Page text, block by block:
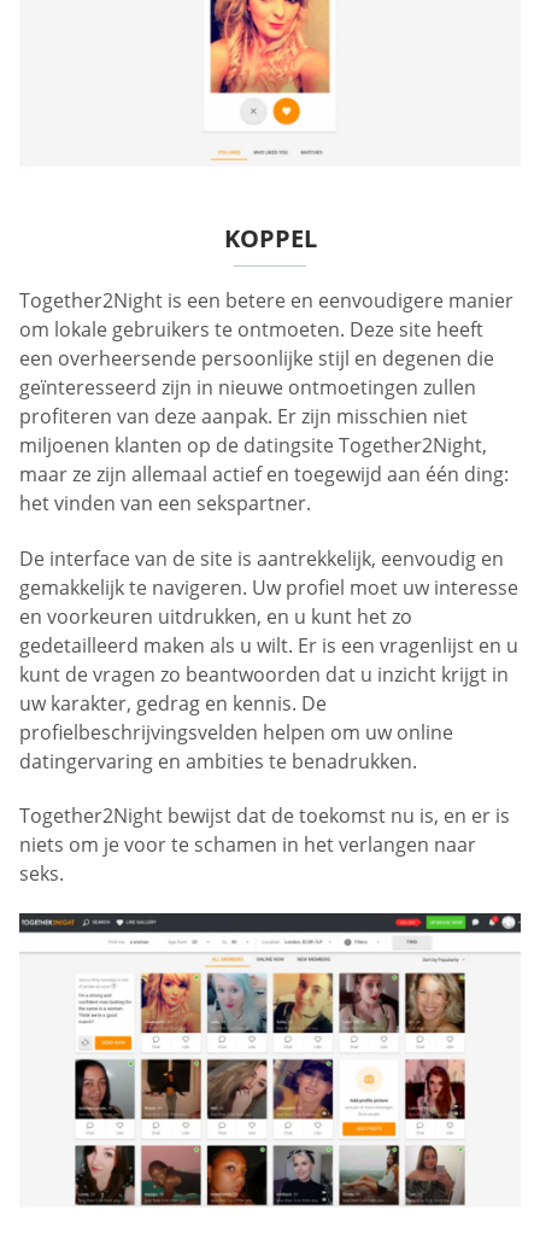
KOPPEL
Together2Night is een betere en eenvoudigere manier
om lokale gebruikers te ontmoeten. Deze site heeft
een overheersende persoonlijke stijl en degenen die
geïnteresseerd zijn in nieuwe ontmoetingen zullen
profiteren van deze aanpak. Er zijn misschien niet
miljoenen klanten op de datingsite Together2Night,
maar ze zijn allemaal actief en toegewijd aan één ding:
het vinden van een sekspartner.
De interface van de site is aantrekkelijk, eenvoudig en
gemakkelijk te navigeren. Uw profiel moet uw interesse
en voorkeuren uitdrukken, en u kunt het zo
gedetailleerd maken als u wilt. Er is een vragenlijst en u
kunt de vragen zo beantwoorden dat u inzicht krijgt in
uw karakter, gedrag en kennis. De
profielbeschrijvingsvelden helpen om uw online
datingervaring en ambities te benadrukken.
Together2Night bewijst dat de toekomst nu is, en er is
niets om je voor te schamen in het verlangen naar
seks.